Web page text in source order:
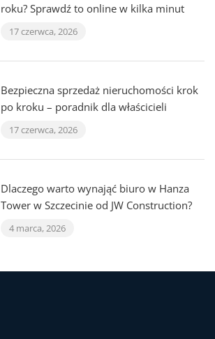
roku? Sprawdź to online w kilka minut
17 czerwca, 2026
Bezpieczna sprzedaż nieruchomości krok
po kroku – poradnik dla właścicieli
17 czerwca, 2026
Dlaczego warto wynająć biuro w Hanza
Tower w Szczecinie od JW Construction?
4 marca, 2026